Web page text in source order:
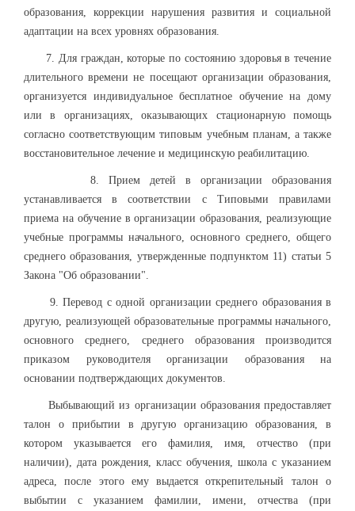
образования, коррекции нарушения развития и социальной
адаптации на всех уровнях образования.
7. Для граждан, которые по состоянию здоровья в течение
длительного времени не посещают организации образования,
организуется индивидуальное бесплатное обучение на дому
или в организациях, оказывающих стационарную помощь
согласно соответствующим типовым учебным планам, а также
восстановительное лечение и медицинскую реабилитацию.
8. Прием детей в организации образования
устанавливается в соответствии с Типовыми правилами
приема на обучение в организации образования, реализующие
учебные программы начального, основного среднего, общего
среднего образования, утвержденные подпунктом 11) статьи 5
Закона "Об образовании".
9. Перевод с одной организации среднего образования в
другую, реализующей образовательные программы начального,
основного среднего, среднего образования производится
приказом руководителя организации образования на
основании подтверждающих документов.
Выбывающий из организации образования предоставляет
талон о прибытии в другую организацию образования, в
котором указывается его фамилия, имя, отчество (при
наличии), дата рождения, класс обучения, школа с указанием
адреса, после этого ему выдается открепительный талон о
выбытии с указанием фамилии, имени, отчества (при